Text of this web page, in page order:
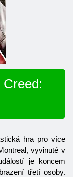
hra pro více
vyvinuté v
je koncem
třetí osoby.